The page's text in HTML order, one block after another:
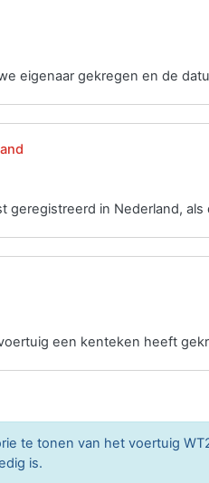
eigenaar gekregen en de
geregistreerd in Nederland,
een kenteken heeft
te tonen van het voertuig
is.